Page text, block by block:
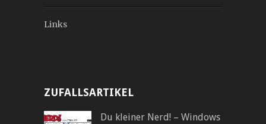
Links
ZUFALLSARTIKEL
Du kleiner Nerd! – Windows